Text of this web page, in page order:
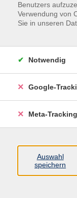
Über uns
Benutzers
Verwendung von
Sie in unseren
Notwendig
Google-
Meta-Tracking
Auswahl
speichern